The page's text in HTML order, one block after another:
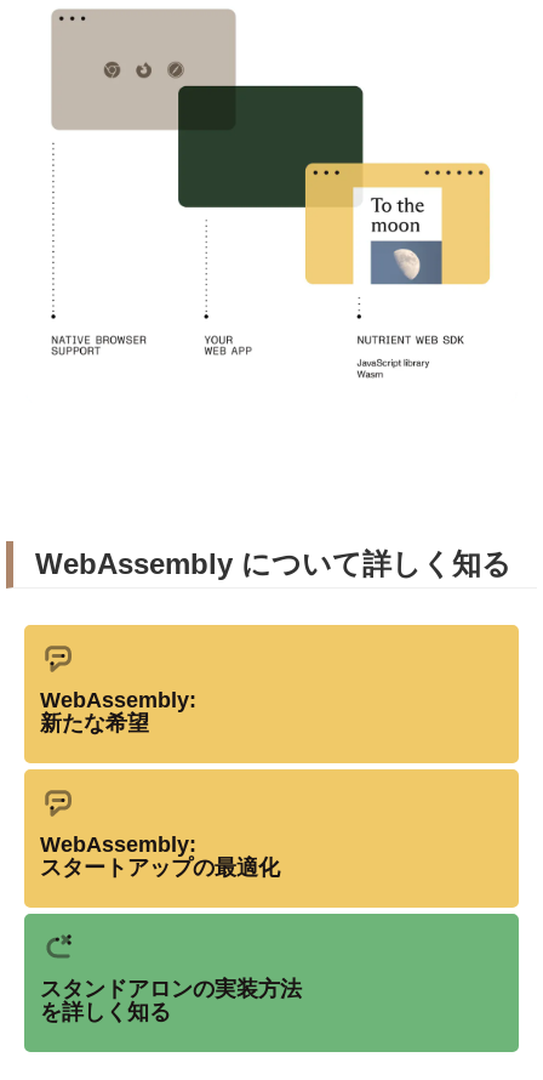
WebAssembly について詳しく知る
WebAssembly:
新たな希望
WebAssembly:
スタートアップの最適化
スタンドアロンの実装方法
を詳しく知る